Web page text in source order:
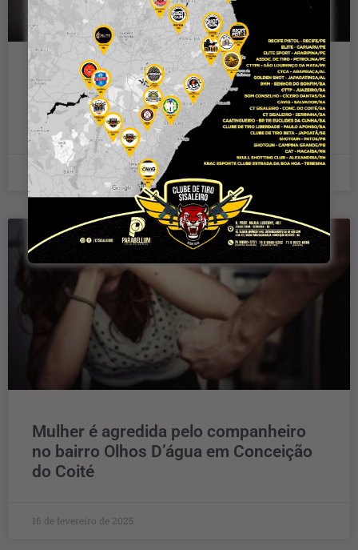
Idosa é agredida pelo companheiro
após chegar bêbado na residência e ter
crises de ciúmes em Queimadas
23 de março de 2025
Mulher é agredida pelo companheiro
no bairro Olhos D’água em Conceição
do Coité
16 de fevereiro de 2025